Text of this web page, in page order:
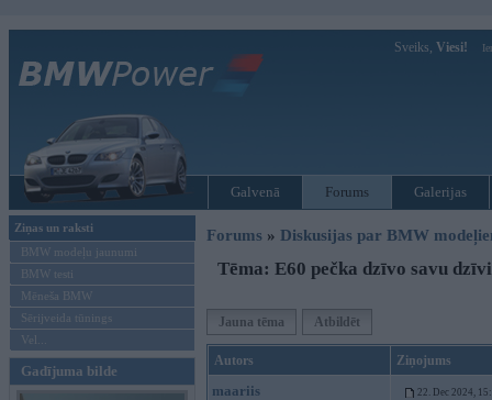
Sveiks, Viesi!
Galvenā Forums Galerijas
Ziņas un raksti
BMW modeļu jaunumi
BMW testi
Mēneša BMW
Sērijveida tūnings
Vel...
Gadījuma bilde
Forums » Diskusijas par BMW
Tēma: E60 pečka dzīvo savu dzīvi
Jauna tēma Atbildēt
Autors Ziņojums
maariis 22. Dec 2024,